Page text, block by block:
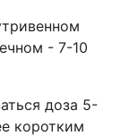
- 7-10
доза 5-
коротким